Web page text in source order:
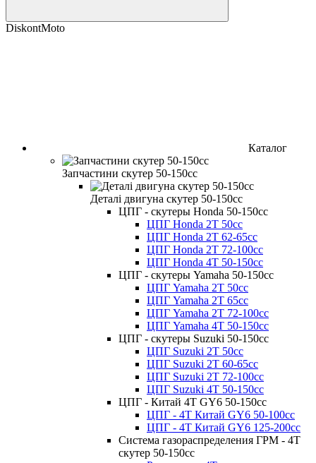
DiskontMoto
Каталог
Запчастини скутер 50-150cc
Деталі двигуна скутер 50-150cc
ЦПГ - скутеры Honda 50-150cc
ЦПГ Honda 2Т 50cc
ЦПГ Honda 2Т 62-65cc
ЦПГ Honda 2Т 72-100cc
ЦПГ Honda 4Т 50-150cc
ЦПГ - скутеры Yamaha 50-150cc
ЦПГ Yamaha 2Т 50cc
ЦПГ Yamaha 2Т 65cc
ЦПГ Yamaha 2Т 72-100cc
ЦПГ Yamaha 4Т 50-150cc
ЦПГ - скутеры Suzuki 50-150cc
ЦПГ Suzuki 2Т 50cc
ЦПГ Suzuki 2Т 60-65cc
ЦПГ Suzuki 2Т 72-100cc
ЦПГ Suzuki 4Т 50-150cc
ЦПГ - Китай 4Т GY6 50-150cc
ЦПГ - 4Т Китай GY6 50-100cc
ЦПГ - 4T Китай GY6 125-200cc
Система газораспределения ГРМ - 4T
скутер 50-150cc